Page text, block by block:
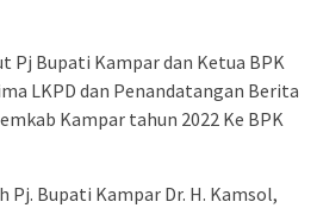
Pj Bupati Kampar dan Ketua BPK
LKPD dan Penandatangan Berita
Kampar tahun 2022 Ke BPK
Pj. Bupati Kampar Dr. H. Kamsol,